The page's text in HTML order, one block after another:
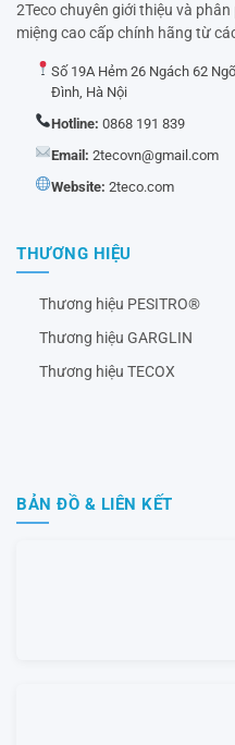
2Teco chuyên giới thiệu và
miệng cao cấp chính hãng từ
Số 19A Hẻm 26 Ngách 62
Đình, Hà Nội
Hotline: 0868 191 839
Email: 2tecovn@gmail.com
Website: 2teco.com
THƯƠNG HIỆU
Thương hiệu PESITRO®
Thương hiệu GARGLIN
Thương hiệu TECOX
BẢN ĐỒ & LIÊN KẾT